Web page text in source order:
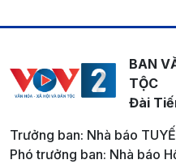
BAN
TỘC
Đài
Trưởng ban: Nhà báo
Phó trưởng ban: Nhà báo